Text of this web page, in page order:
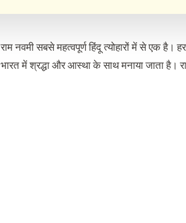
राम नवमी सबसे महत्वपूर्ण हिंदू त्योहारों में से एक
भारत में श्रद्धा और आस्था के साथ मनाया जाता है।